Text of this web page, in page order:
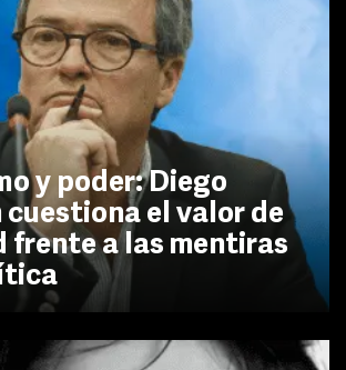
y poder: Diego
cuestiona el valor de
frente a las mentiras